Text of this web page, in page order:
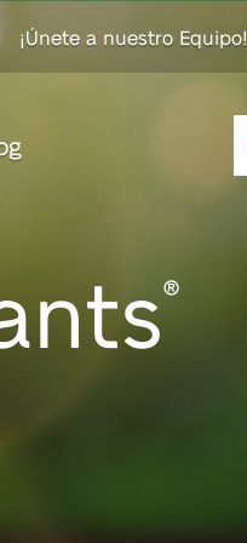
¡Únete a nuestro Equipo!
®